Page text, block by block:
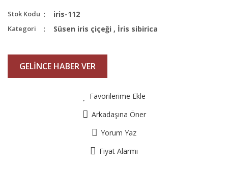
Stok Kodu iris-112
Kategori Süsen iris çiçeği , İris sibirica
GELİNCE HABER VER
Favorilerime Ekle
Arkadaşına Öner
Yorum Yaz
Fiyat Alarmı